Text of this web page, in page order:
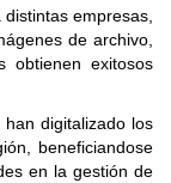
empresas,
de archivo,
obtienen exitosos
digitalizado los
beneficiandose
en la gestión de